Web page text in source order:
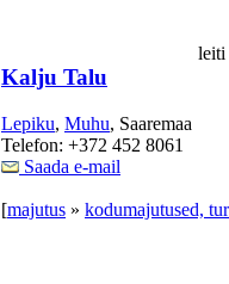
Kalju Talu
Lepiku, Muhu, Saaremaa
Telefon: +372 452 8061
Saada e-mail
[majutus » kodumajutused,